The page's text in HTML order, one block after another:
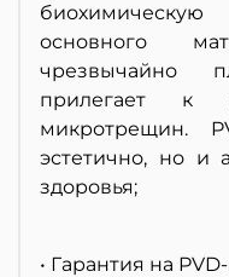
основного
чрезвычайно
прилегает к
микротрещин.
эстетично, но и
здоровья;
• Гарантия на